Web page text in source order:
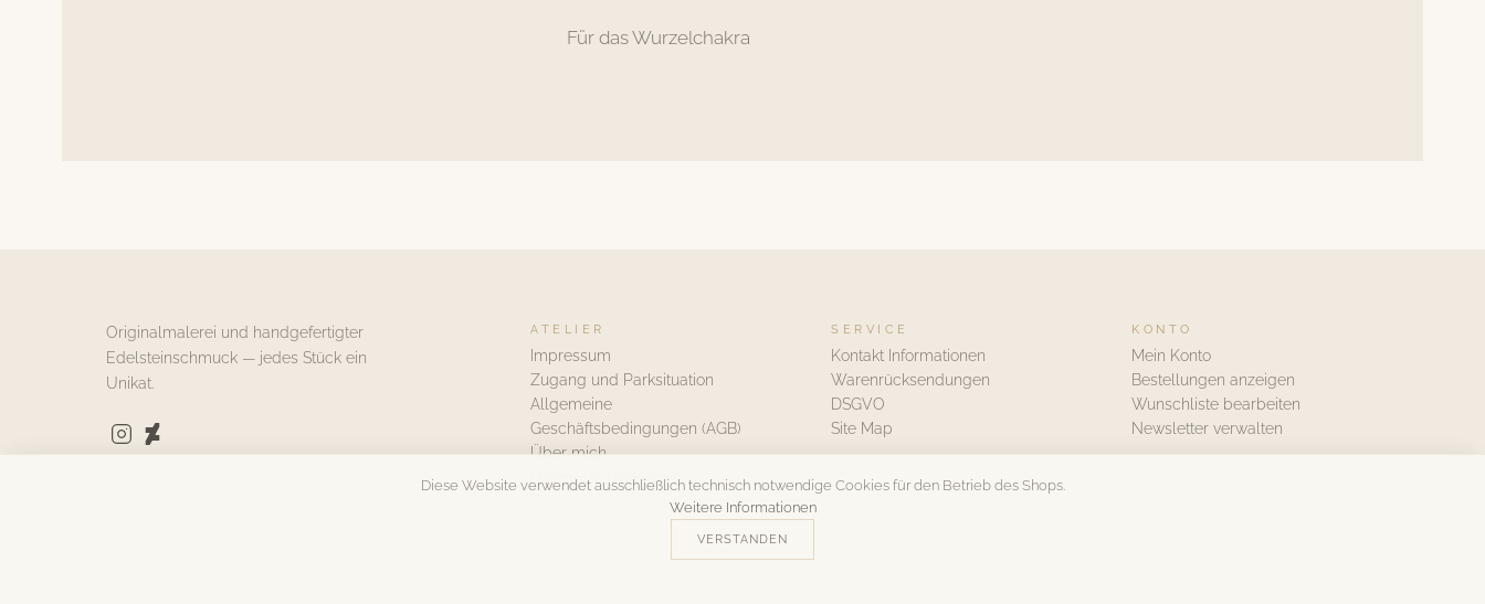
Für das Wurzelchakra
Originalmalerei und handgefertigter
Edelsteinschmuck — jedes Stück ein
Unikat.
ATELIER
Impressum
Zugang und Parksituation
Allgemeine
Geschäftsbedingungen (AGB)
Über mich
Datenschutzerklärung
SERVICE
Kontakt Informationen
Warenrücksendungen
DSGVO
Site Map
KONTO
Mein Konto
Bestellungen anzeigen
Wunschliste bearbeiten
Newsletter verwalten
Diese Website verwendet ausschließlich technisch notwendige Cookies für den Betrieb des Shops.
Weitere Informationen
VERSTANDEN